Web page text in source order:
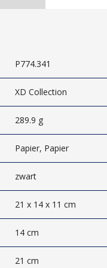
P774.341
XD Collection
289.9 g
Papier, Papier
zwart
21 x 14 x 11 cm
14 cm
21 cm